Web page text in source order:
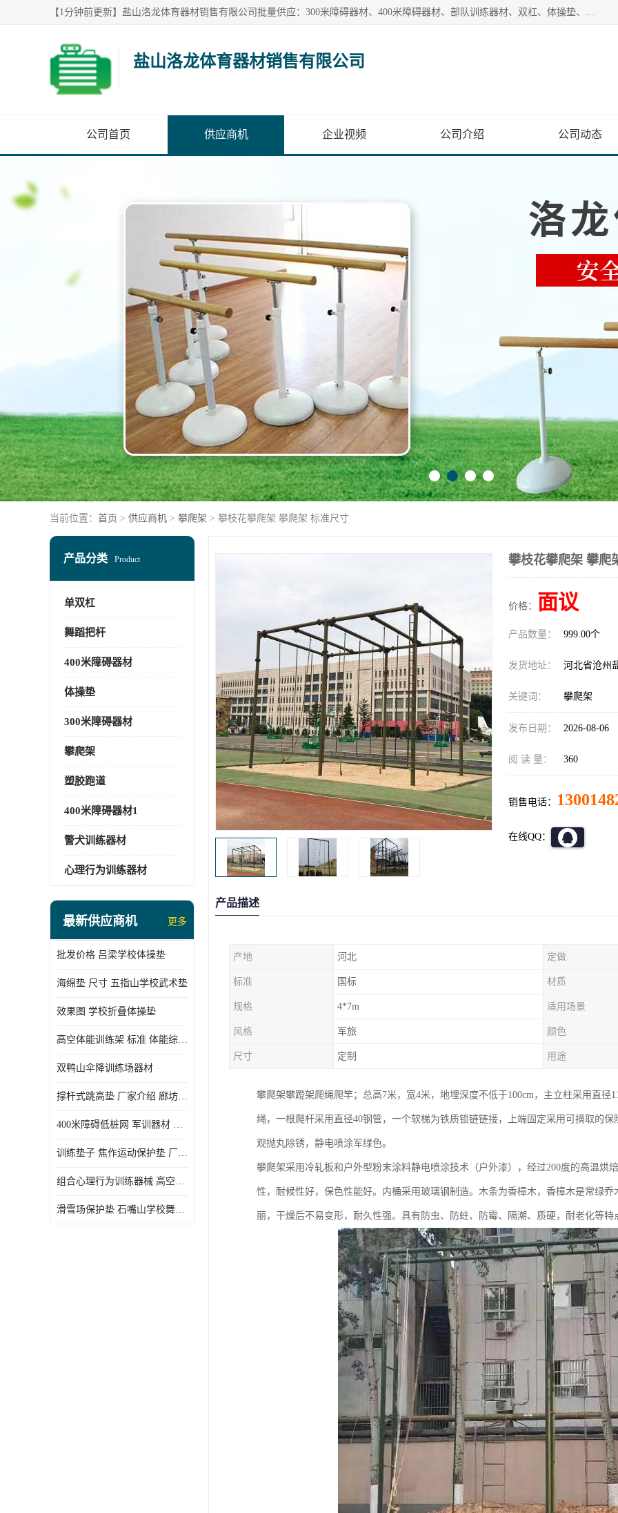
【1分钟前更新】盐山洛龙体育器材销售有限公司批量供应：300米障碍器材、400米障碍器材、部队训练器材、双杠、体操垫、舞蹈把杆等产品。盐山洛龙体育器材销售有限公司经过多年的发展，集研发，生产，销售，售后服务为一体. 奉行“质量，信誉，服务”的宗旨，以开拓创新的精神和真诚守信的态度积极进取。
盐山洛龙体育器材销售有限公司
公司首页 供应商机 企业视频 公司介绍 公司动态
当前位置： 首页 > 供应商机 > 攀爬架 > 攀枝花攀爬架 攀爬架 标准尺寸
产品分类 Product
单双杠
舞蹈把杆
400米障碍器材
体操垫
300米障碍器材
攀爬架
塑胶跑道
400米障碍器材1
警犬训练器材
心理行为训练器材
最新供应商机 更多
批发价格 吕梁学校体操垫
海绵垫 尺寸 五指山学校武术垫
效果图 学校折叠体操垫
高空体能训练架 标准 体能综合训练架
双鸭山伞降训练场器材
撑杆式跳高垫 厂家介绍 廊坊舞蹈室体操垫
400米障碍低桩网 军训器材 厂家实物图
训练垫子 焦作运动保护垫 厂家销售
组合心理行为训练器械 高空拓展训练架 守信厂家
滑雪场保护垫 石嘴山学校舞蹈垫
攀枝花攀爬架 攀爬
价格： 面议
产品数量： 999.00个
发货地址： 河北省沧州
关键词： 攀爬架
发布日期： 2026-08-06
阅 读 量： 360
销售电话：
在线QQ：
产品描述
产地 河北 定做
标准 国标 材质
规格 4*7m 适用场景
风格 军旅 颜色
尺寸 定制 用途
攀爬架攀蹬架爬绳爬竿；总高7米，宽4米，地埋深度不低于100cm，主立柱采用直径
绳，一根爬杆采用直径40钢管，一个软梯为铁质锁链链接，上端固定采用可摘取的
观抛丸除锈，静电喷涂军绿色。
攀爬架采用冷轧板和户外型粉末涂料静电喷涂技术（户外漆），经过200度的高温烘
性，耐候性好，保色性能好。内桶采用玻璃钢制造。木条为香樟木，香樟木是常绿
丽，干燥后不易变形，耐久性强。具有防虫、防蛀、防霉、隔潮、质硬，耐老化等特